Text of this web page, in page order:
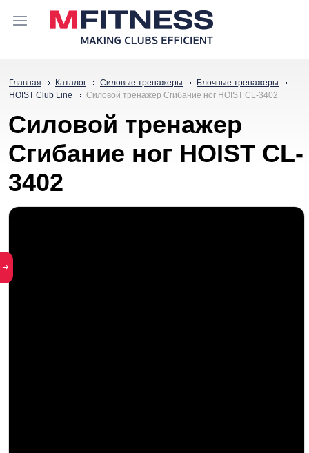
Главная Каталог Силовые тренажеры
Блочные тренажеры
HOIST Club Line
Силовой тренажер Сгибание ног HOIST CL-3402
Силовой тренажер
Сгибание ног HOIST CL-
3402